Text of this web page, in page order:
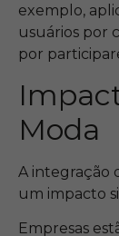
exemplo,
usuários por
por
Moda
A integração
um impacto
Empresas